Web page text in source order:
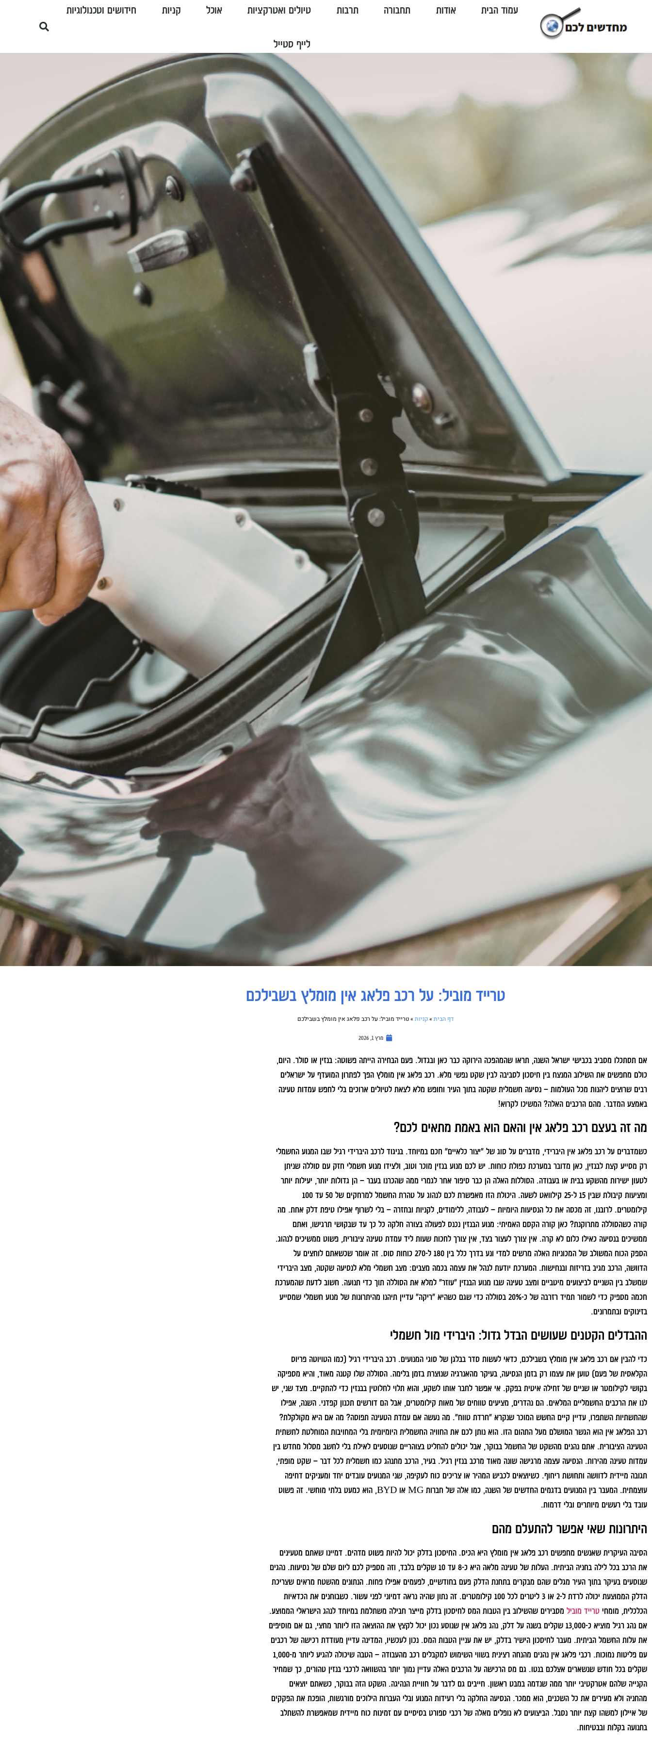
עמוד הבית אודות תחבורה תרבות טיולים ואטרקציות אוכל קניות חידושים וטכנולוגיות
לייף סטייל
טרייד מוביל: על רכב פלאג אין מומלץ בשבילכם
דף הבית »קניות »טרייד מוביל: על רכב פלאג אין מומלץ בשבילכם
מרץ 1, 2026
אם תסתכלו מסביב בכבישי ישראל השנה, תראו שהמהפכה הירוקה כבר כאן ובגדול. פעם הבחירה הייתה פשוטה: בנזין או סולר. היום,
כולם מחפשים את השילוב המנצח בין חיסכון לסביבה לבין שקט נפשי מלא. רכב פלאג אין מומלץ הפך לפתרון המועדף על ישראלים
רבים שרוצים ליהנות מכל העולמות – נסיעה חשמלית שקטה בתוך העיר וחופש מלא לצאת לטיולים ארוכים בלי לחפש עמדות טעינה
באמצע המדבר. מהם הרכבים האלה? המשיכו לקרוא!
מה זה בעצם רכב פלאג אין והאם הוא באמת מתאים לכם?
כשמדברים על רכב פלאג אין היברידי, מדברים על סוג של "יצור כלאיים" חכם במיוחד. בניגוד לרכב היברידי רגיל שבו המנוע החשמלי
רק מסייע קצת לבנזין, כאן מדובר במערכת כפולת כוחות. יש לכם מנוע בנזין מוכר וטוב, ולצידו מנוע חשמלי חזק עם סוללה שניתן
לטעון ישירות מהשקע בבית או בעבודה. הסוללות האלה הן כבר סיפור אחר לגמרי ממה שהכרנו בעבר – הן גדולות יותר, יעילות יותר
ומציעות קיבולת שבין 15 ל-25 קילוואט לשעה. היכולת הזו מאפשרת לכם לנהוג על טהרת החשמל למרחקים של 50 עד 100
קילומטרים. לרובנו, זה מכסה את כל הנסיעות היומיות – לעבודה, ללימודים, לקניות ובחזרה – בלי לשרוף אפילו טיפת דלק אחת. מה
קורה כשהסוללה מתרוקנת? כאן קורה הקסם האמיתי: מנוע הבנזין נכנס לפעולה בצורה חלקה כל כך עד שבקושי תרגישו, ואתם
ממשיכים בנסיעה כאילו כלום לא קרה. אין צורך לעצור בצד, אין צורך לחכות שעות ליד עמדת טעינה ציבורית, פשוט ממשיכים לנהוג.
הספק הכוח המשולב של המכוניות האלה מרשים למדי ונע בדרך כלל בין 180 ל-270 כוחות סוס. זה אומר שכשאתם לוחצים על
הדוושה, הרכב מגיב בזריזות ובנחישות. המערכת יודעת לנהל את עצמה בכמה מצבים: מצב חשמלי מלא לנסיעה שקטה, מצב היברידי
שמשלב בין השניים לביצועים מיטביים ומצב טעינה שבו מנוע הבנזין "עוזר" למלא את הסוללה תוך כדי תנועה. חשוב לדעת שהמערכת
חכמה מספיק כדי לשמור תמיד רזרבה של כ-20% בסוללה כדי שגם כשהיא "ריקה" עדיין תיהנו מהיתרונות של מנוע חשמלי שמסייע
בזינוקים ובתמרונים.
ההבדלים הקטנים שעושים הבדל גדול: היברידי מול חשמלי
כדי להבין אם רכב פלאג אין מומלץ בשבילכם, כדאי לעשות סדר בבלגן של סוגי המנועים. רכב היברידי רגיל (כמו הטויוטה פריוס
הקלאסית של פעם) טוען את עצמו רק בזמן הנסיעה, בעיקר מהאנרגיה שנוצרת בזמן בלימה. הסוללה שלו קטנה מאוד, והיא מספיקה
בקושי לקילומטר או שניים של זחילה איטית בפקק. אי אפשר לחבר אותו לשקע, והוא תלוי לחלוטין בבנזין כדי להתקיים. מצד שני, יש
לנו את הרכבים החשמליים המלאים. הם נהדרים, מציעים טווחים של מאות קילומטרים, אבל הם דורשים תכנון קפדני. השנה, אפילו
שהתשתיות השתפרו, עדיין קיים החשש המוכר שנקרא "חרדת טווח". מה נעשה אם עמדת הטעינה תפוסה? מה אם היא מקולקלת?
רכב הפלאג אין הוא הגשר המושלם מעל התהום הזו. הוא נותן לכם את החוויה החשמלית היומיומית בלי המחויבות המוחלטת לתשתית
הטעינה הציבורית. אתם נהנים מהשקט של החשמל בבוקר, אבל יכולים להחליט בצוהריים שנוסעים לאילת בלי לחשב מסלול מחדש בין
עמדות טעינה מהירות. הנסיעה עצמה מרגישה שונה מאוד מרכב בנזין רגיל. בעיר, הרכב מתנהג כמו חשמלית לכל דבר – שקט מופתי,
תגובה מיידית לדוושה ותחושת ריחוף. כשיוצאים לכביש המהיר או צריכים כוח לעקיפה, שני המנועים עובדים יחד ומעניקים דחיפה
עוצמתית. המעבר בין המנועים בדגמים החדשים של השנה, כמו אלה של חברות MG או BYD, הוא כמעט בלתי מוחשי. זה פשוט
עובד בלי רעשים מיותרים ובלי דרמות.
היתרונות שאי אפשר להתעלם מהם
הסיבה העיקרית שאנשים מחפשים רכב פלאג אין מומלץ היא הכיס. החיסכון בדלק יכול להיות פשוט מדהים. דמיינו שאתם מטעינים
את הרכב בכל לילה בחניה הביתית. העלות של טעינה מלאה היא כ-8 עד 10 שקלים בלבד, וזה מספיק לכם ליום שלם של נסיעות. נהגים
שנוסעים בעיקר בתוך העיר מגלים שהם מבקרים בתחנת הדלק פעם בחודשיים, לפעמים אפילו פחות. הנתונים מהשטח מראים שצריכת
הדלק הממוצעת יכולה לרדת ל-2 או 3 ליטרים לכל 100 קילומטרים. זה נתון שהיה נראה דמיוני לפני עשור. כשבוחנים את הכדאיות
הכלכלית, מומחי טרייד מוביל מסבירים שהשילוב בין הטבות המס לחיסכון בדלק מייצר חבילה משתלמת במיוחד לנהג הישראלי הממוצע.
אם נהג רגיל מוציא כ-13,000 שקלים בשנה על דלק, נהג פלאג אין שנוסע נכון יכול לקצץ את ההוצאה הזו ליותר מחצי, גם אם מוסיפים
את עלות החשמל הביתית. מעבר לחיסכון הישיר בדלק, יש את עניין הטבות המס. נכון לעכשיו, המדינה עדיין מעודדת רכישה של רכבים
עם פליטות נמוכות. רכבי פלאג אין נהנים מהנחה רצינית בשווי השימוש למקבלים רכב מהעבודה – הטבה שיכולה להגיע ליותר מ-1,000
שקלים בכל חודש שנשארים אצלכם בנטו. גם מס הרכישה על הרכבים האלה עדיין נמוך יותר בהשוואה לרכבי בנזין טהורים, כך שמחיר
הקנייה שלהם אטרקטיבי יותר ממה שנדמה במבט ראשון. חייבים גם לדבר על חוויית הנהיגה. השקט הזה בבוקר, כשאתם יוצאים
מהחניה ולא מעירים את כל השכנים, הוא ממכר. הנסיעה החלקה בלי רעידות המנוע ובלי העברות הילוכים מורגשות, הופכת את הפקקים
של איילון למשהו קצת יותר נסבל. הביצועים לא נופלים מאלה של רכבי ספורט בסיסיים עם זמינות כוח מיידית שמאפשרת להשתלב
בתנועה בקלות ובבטיחות.